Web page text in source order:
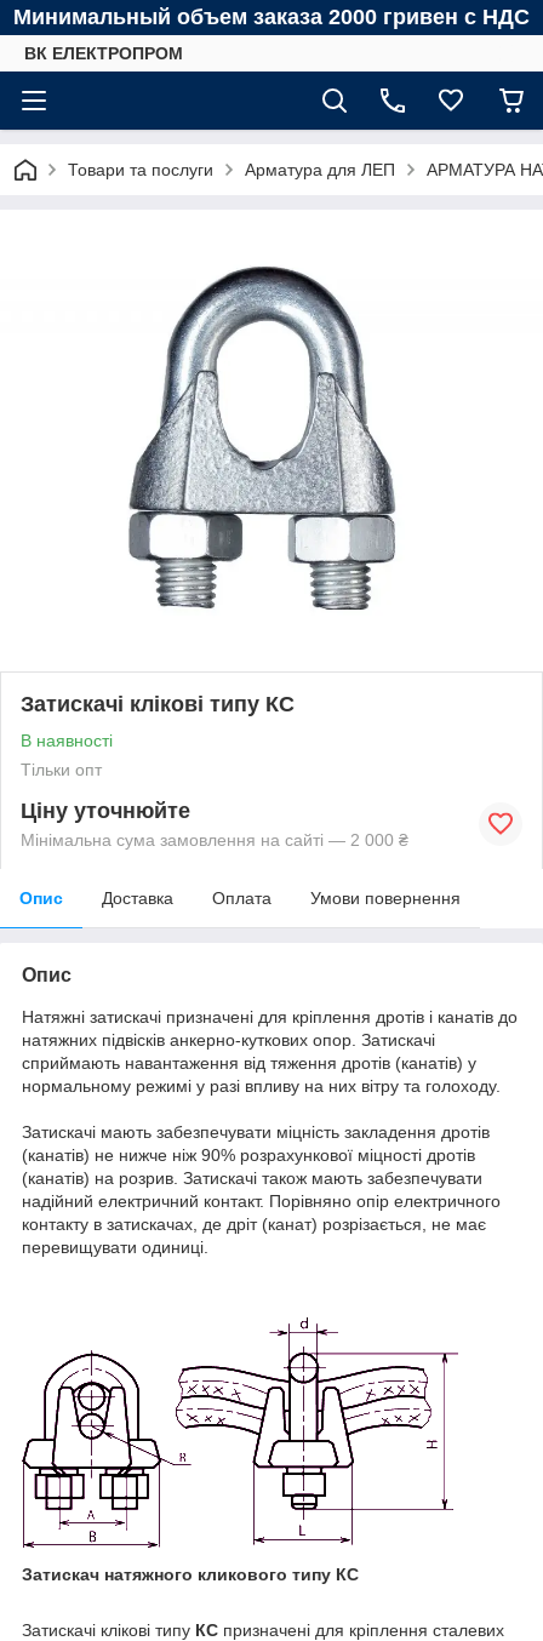
Минимальный объем заказа 2000 гривен с НДС
ВК ЕЛЕКТРОПРОМ
Товари та послуги Арматура для ЛЕП АРМАТУРА
Затискачі клікові типу КС
В наявності
Тільки опт
Ціну уточнюйте
Мінімальна сума замовлення на сайті — 2 000 ₴
Опис Доставка Оплата Умови повернення
Опис
Натяжні затискачі призначені для кріплення дротів і канатів до
натяжних підвісків анкерно-куткових опор. Затискачі
сприймають навантаження від тяження дротів (канатів) у
нормальному режимі у разі впливу на них вітру та голоходу.
Затискачі мають забезпечувати міцність закладення дротів
(канатів) не нижче ніж 90% розрахункової міцності дротів
(канатів) на розрив. Затискачі також мають забезпечувати
надійний електричний контакт. Порівняно опір електричного
контакту в затискачах, де дріт (канат) розрізається, не має
перевищувати одиниці.
Затискач натяжного кликового типу КС
Затискачі клікові типу КС призначені для кріплення сталевих